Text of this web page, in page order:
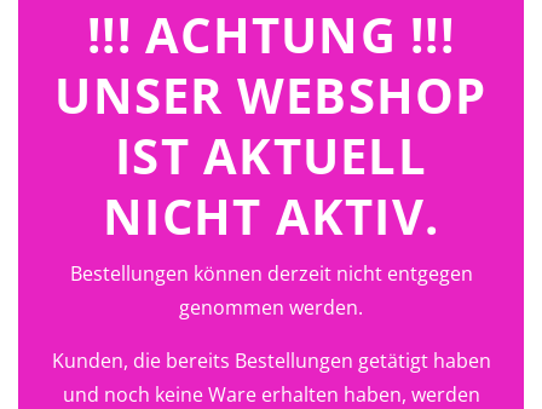
!!! ACHTUNG !!!
UNSER WEBSHOP
IST AKTUELL
NICHT AKTIV.
Bestellungen können derzeit nicht entgegen
genommen werden.
Kunden, die bereits Bestellungen getätigt haben
und noch keine Ware erhalten haben, werden